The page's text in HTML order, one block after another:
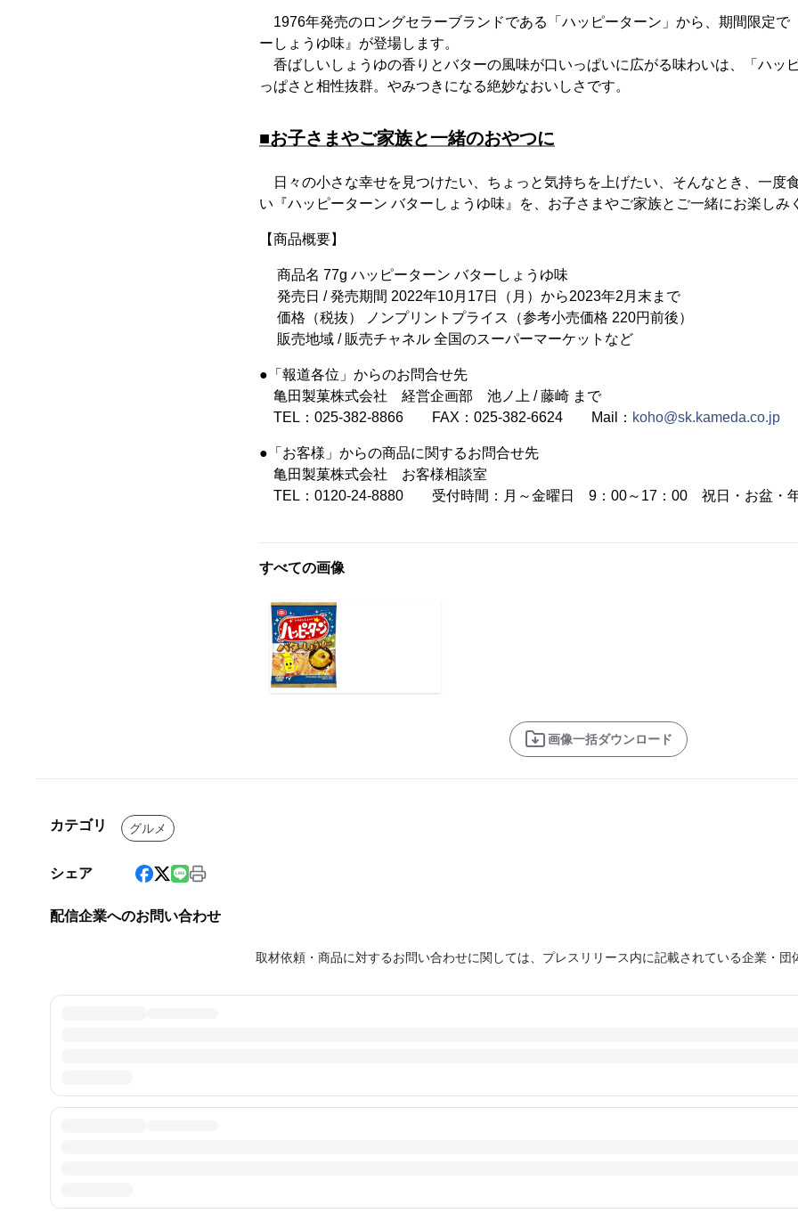
1976年発売のロングセラーブランドである「ハッピーターン」から、期間限定で
ーしょうゆ味』が登場します。
香ばしいしょうゆの香りとバターの風味が口いっぱいに広がる味わいは、「ハッ
っぱさと相性抜群。やみつきになる絶妙なおいしさです。
■お子さまやご家族と一緒のおやつに
日々の小さな幸せを見つけたい、ちょっと気持ちを上げたい、そんなとき、一度
い『ハッピーターン バターしょうゆ味』を、お子さまやご家族とご一緒にお楽しみ
【商品概要】
商品名 77g ハッピーターン バターしょうゆ味
発売日 / 発売期間 2022年10月17日（月）から2023年2月末まで
価格（税抜） ノンプリントプライス（参考小売価格 220円前後）
販売地域 / 販売チャネル 全国のスーパーマーケットなど
●「報道各位」からのお問合せ先
亀田製菓株式会社 経営企画部 池ノ上 / 藤崎 まで
TEL：025-382-8866 FAX：025-382-6624 Mail： koho@sk.kameda.co.jp
●「お客様」からの商品に関するお問合せ先
亀田製菓株式会社 お客様相談室
TEL：0120-24-8880 受付時間：月～金曜日 9：00～17：00 祝日・お盆・年
すべての画像
画像一括ダウンロード
カテゴリ グルメ
シェア
配信企業へのお問い合わせ
取材依頼・商品に対するお問い合わせに関しては、プレスリリース内に記載されている企業・団